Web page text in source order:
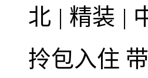
北 | 精装 |
拎包入住